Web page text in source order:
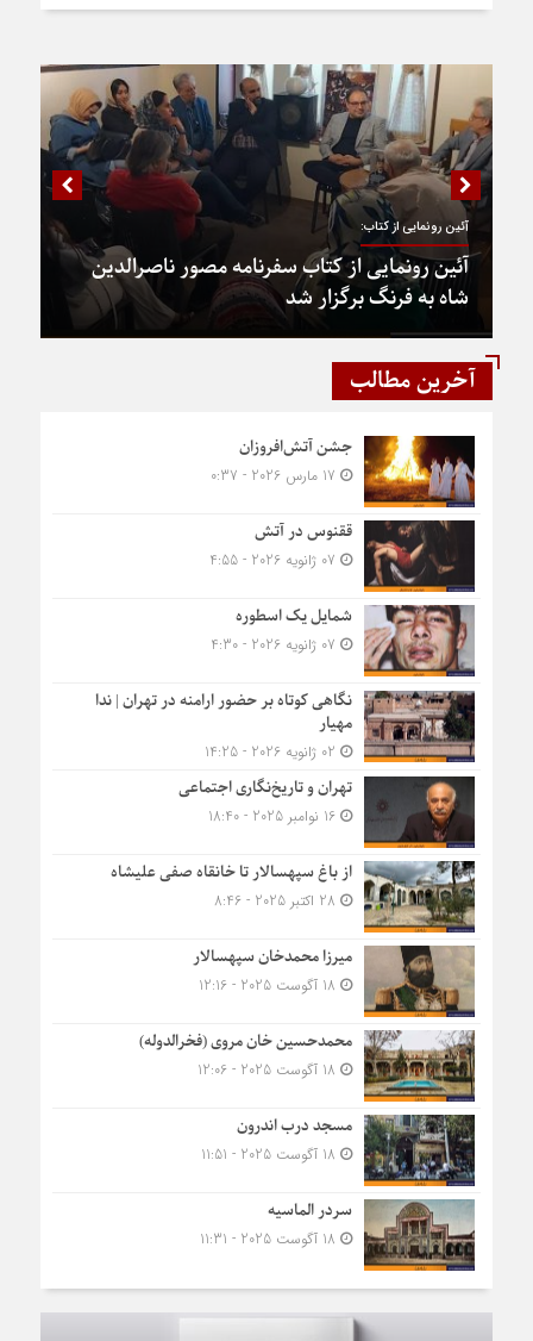
آئین رونمایی از کتاب:
آئین رونمایی از کتاب سفرنامه مصور ناصرالدین
شاه به فرنگ برگزار شد
آخرین مطالب
جشن آتش‌افروزان
ققنوس در آتش
شمایل یک اسطوره
نگاهی کوتاه بر حضور ارامنه در تهران | ندا
مهیار
تهران و تاریخ‌نگاری اجتماعی
16 نوامبر 2025 - 18:40
از باغ سپهسالار تا خانقاه صفی علیشاه
میرزا محمدخان سپهسالار
محمدحسین خان مروی (فخرالدوله)
مسجد درب اندرون
سردر الماسیه